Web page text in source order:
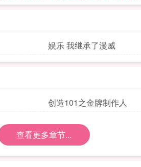
娱乐 我继承了漫威
创造101之金牌制作人
查看更多章节...